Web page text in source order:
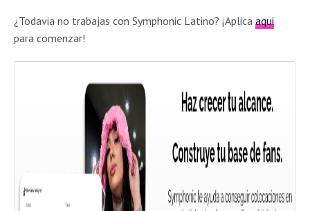
¿Todavia no trabajas con Symphonic Latino? ¡Aplicaaqui
para comenzar!